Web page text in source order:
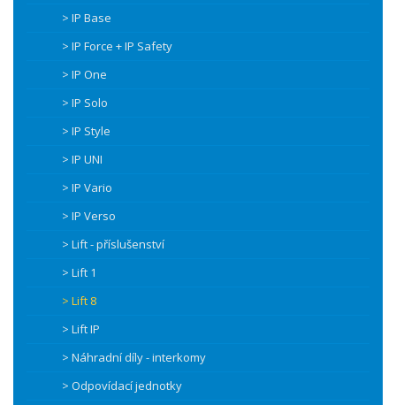
> IP Base
> IP Force + IP Safety
> IP One
> IP Solo
> IP Style
> IP UNI
> IP Vario
> IP Verso
> Lift - příslušenství
> Lift 1
> Lift 8
> Lift IP
> Náhradní díly - interkomy
> Odpovídací jednotky